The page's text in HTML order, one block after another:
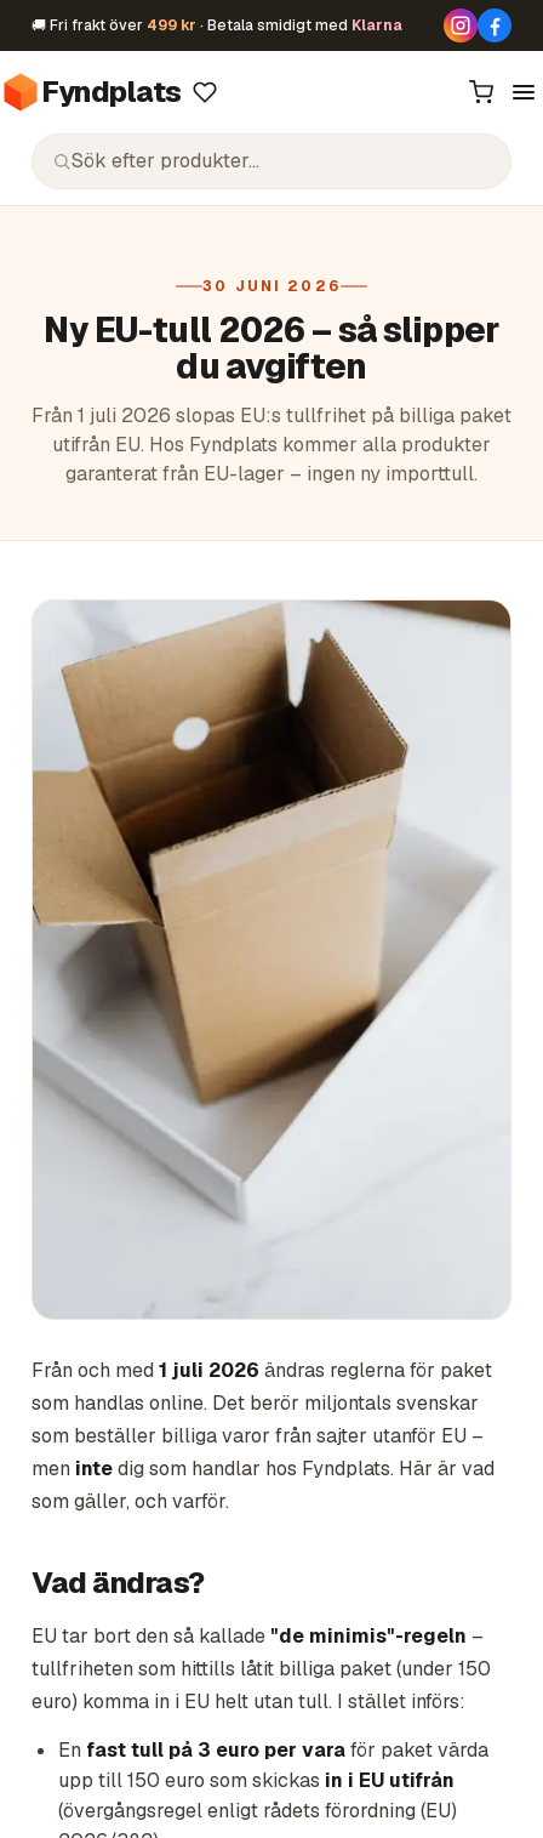
🚚 Fri frakt över 499 kr · Betala smidigt med Klarna
Fyndplats
30 JUNI 2026
Ny EU-tull 2026 – så slipper
du avgiften
Från 1 juli 2026 slopas EU:s tullfrihet på billiga paket
utifrån EU. Hos Fyndplats kommer alla produkter
garanterat från EU-lager – ingen ny importtull.
Från och med 1 juli 2026 ändras reglerna för paket
som handlas online. Det berör miljontals svenskar
som beställer billiga varor från sajter utanför EU –
men intedig som handlar hos Fyndplats. Här är vad
som gäller, och varför.
Vad ändras?
EU tar bort den så kallade "de minimis"-regeln –
tullfriheten som hittills låtit billiga paket (under 150
euro) komma in i EU helt utan tull. I stället införs:
En fast tull på 3 euro per varaför paket värda
upp till 150 euro som skickas in i EU utifrån
(övergångsregel enligt rådets förordning (EU)